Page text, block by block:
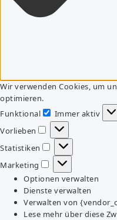
Wir verwenden Cookies, um
optimieren.
Funktional
Funktional
Immer aktiv
Vorlieben
Vorlieben
Statistiken
Statistiken
Marketing
Marketing
Optionen verwalten
Dienste verwalten
Verwalten von
Lese mehr über diese